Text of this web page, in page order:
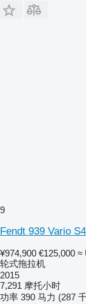
9
Fendt 939 Vario
¥974,900 €125,000 ≈
轮式拖拉机
2015
7,291 摩托小时
功率 390 马力 (287